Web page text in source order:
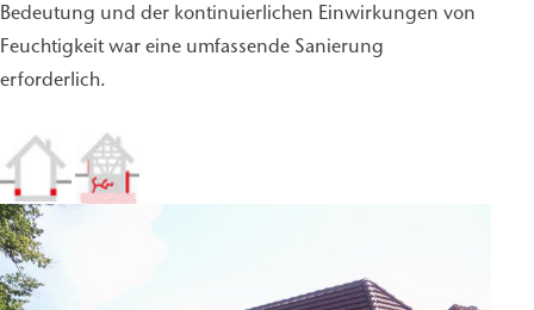
Bedeutung und der kontinuierlichen Einwirkungen von
Feuchtigkeit war eine umfassende Sanierung
erforderlich.